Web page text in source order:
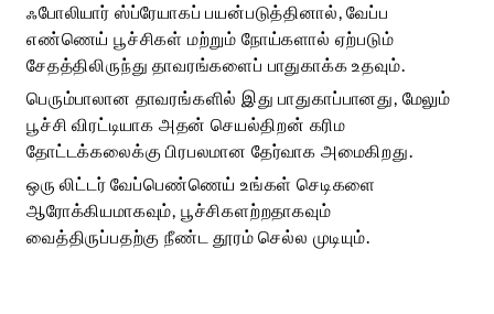
ஃபோலியார் ஸ்ப்ரேயாகப் பயன்படுத்தினால், வேப்ப
எண்ணெய் பூச்சிகள் மற்றும் நோய்களால் ஏற்படும்
சேதத்திலிருந்து தாவரங்களைப் பாதுகாக்க உதவும்.
பெரும்பாலான தாவரங்களில் இது பாதுகாப்பானது, மேலும்
பூச்சி விரட்டியாக அதன் செயல்திறன் கரிம
தோட்டக்கலைக்கு பிரபலமான தேர்வாக அமைகிறது.
ஒரு லிட்டர் வேப்பெண்ணெய் உங்கள் செடிகளை
ஆரோக்கியமாகவும், பூச்சிகளற்றதாகவும்
வைத்திருப்பதற்கு நீண்ட தூரம் செல்ல முடியும்.